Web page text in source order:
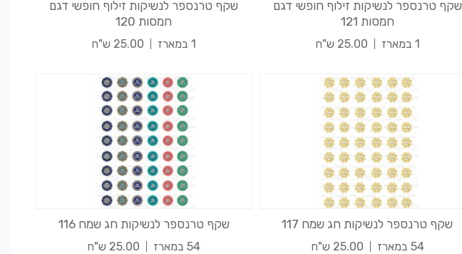
שקף טרנספר לנשיקות זילוף חופשי דגם
חמסות 121
1 במארז 25.00 ש"ח
שקף טרנספר לנשיקות זילוף חופשי דגם
חמסות 120
1 במארז 25.00 ש"ח
שקף טרנספר לנשיקות חג שמח 117
54 במארז 25.00 ש"ח
שקף טרנספר לנשיקות חג שמח 116
54 במארז 25.00 ש"ח